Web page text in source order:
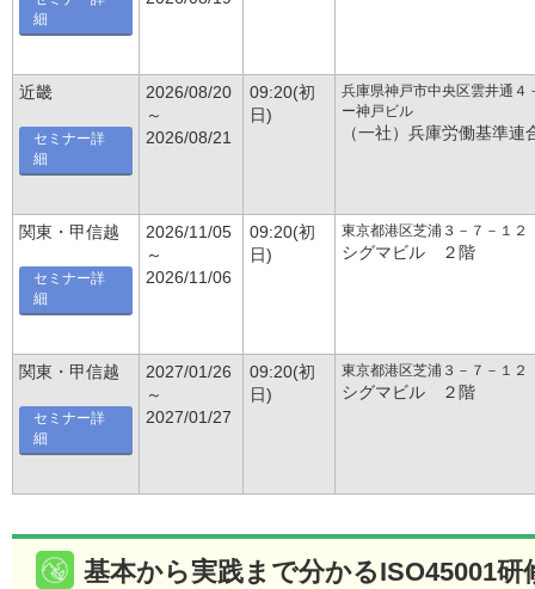
細
近畿
セミナー詳
細
2026/08/20
～
2026/08/21
09:20(初
日)
兵庫県神戸市中央区雲井通
ー神戸ビル
（一社）兵庫労働基準連
関東・甲信越
セミナー詳
細
2026/11/05
～
2026/11/06
09:20(初
日)
東京都港区芝浦３－７－１２
シグマビル ２階
関東・甲信越
セミナー詳
細
2027/01/26
～
2027/01/27
09:20(初
日)
東京都港区芝浦３－７－１２
シグマビル ２階
基本から実践まで分かるISO45001研